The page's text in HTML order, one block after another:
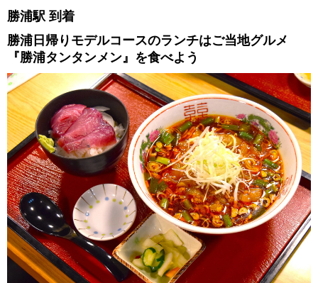
勝浦駅 到着
勝浦日帰りモデルコースのランチはご当地グルメ
『勝浦タンタンメン』を食べよう